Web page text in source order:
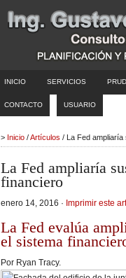
INICIO SERVICIOS
CONTACTO USUARIO
> Inicio /Artículos / La Fed
La Fed ampliaría
financiero
enero 14, 2016 · Imprimir este
La Fed evalúa
el sistema
Por Ryan Tracy.